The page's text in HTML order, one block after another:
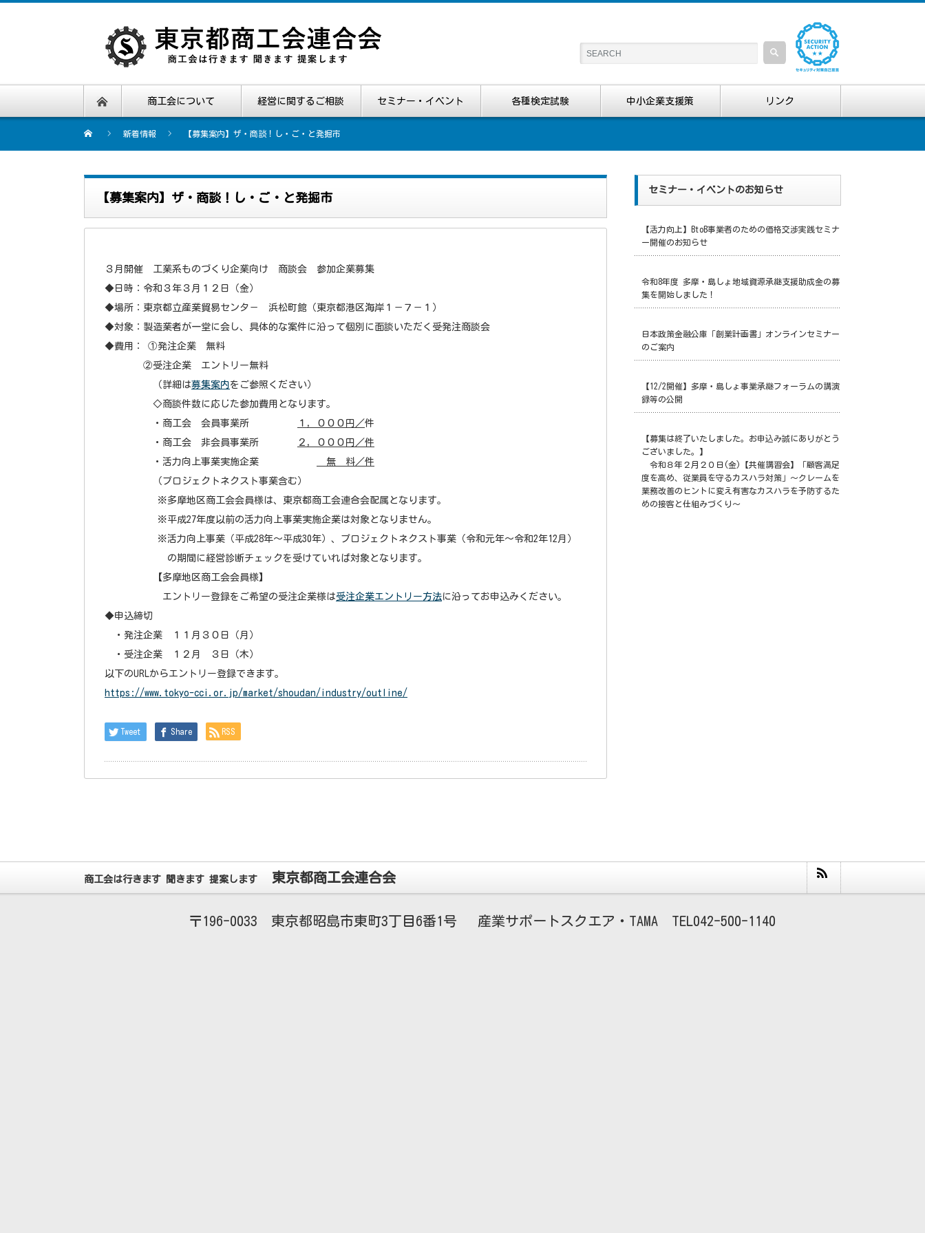
商工会について 経営に関するご相談 セミナー・イベント 各種検定試験 中小企業支援策 リンク
新着情報 【募集案内】ザ・商談！し・ご・と発掘市
【募集案内】ザ・商談！し・ご・と発掘市
３月開催 工業系ものづくり企業向け 商談会 参加企業募集
◆日時：令和３年３月１２日（金）
◆場所：東京都立産業貿易センタ－ 浜松町館（東京都港区海岸１－７－１）
◆対象：製造業者が一堂に会し、具体的な案件に沿って個別に面談いただく受発注商談会
◆費用： ①発注企業 無料
②受注企業 エントリー無料
（詳細は募集案内をご参照ください）
◇商談件数に応じた参加費用となります。
・商工会 会員事業所
１，０００円／件
・商工会 非会員事業所
２，０００円／件
・活力向上事業実施企業
無 料／件
（プロジェクトネクスト事業含む）
※多摩地区商工会会員様は、東京都商工会連合会配属となります。
※平成27年度以前の活力向上事業実施企業は対象となりません。
※活力向上事業（平成28年～平成30年）、プロジェクトネクスト事業（令和元年～令和2年12月）
の期間に経営診断チェックを受けていれば対象となります。
【多摩地区商工会会員様】
エントリー登録をご希望の受注企業様は受注企業エントリー方法に沿ってお申込みください。
◆申込締切
・発注企業 １１月３０日（月）
・受注企業 １２月 ３日（木）
以下のURLからエントリー登録できます。
https://www.tokyo-cci.or.jp/market/shoudan/industry/outline/
Tweet Share RSS
セミナー・イベントのお知らせ
【活力向上】BtoB事業者のための価格交渉実践セミナ
ー開催のお知らせ
令和8年度 多摩・島しょ地域資源承継支援助成金の募
集を開始しました！
日本政策金融公庫「創業計画書」オンラインセミナー
のご案内
【12/2開催】多摩・島しょ事業承継フォーラムの講演
録等の公開
【募集は終了いたしました。お申込み誠にありがとう
ございました。】
令和８年２月２０日(金)【共催講習会】「顧客満足
度を高め、従業員を守るカスハラ対策」～クレームを
業務改善のヒントに変え有害なカスハラを予防するた
めの接客と仕組みづくり～
商工会は行きます 聞きます 提案します 東京都商工会連合会
196-0033 東京都昭島市東町3丁目6番1号 産業サポートスクエア・TAMA 042-500-1140